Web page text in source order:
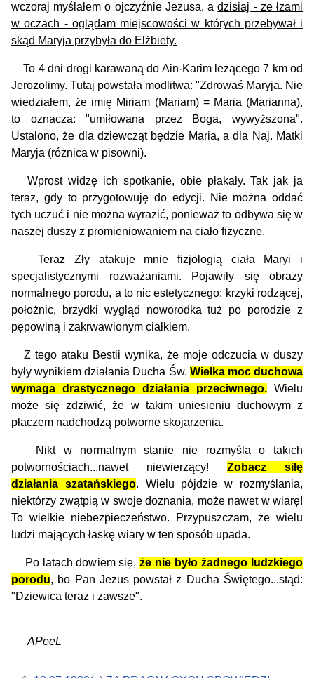
wczoraj myślałem o ojczyźnie Jezusa, adzisiaj - ze łzami
w oczach - oglądam miejscowości w których przebywał i
skąd Maryja przybyła do Elżbiety.
To 4 dni drogi karawaną do Ain-Karim leżącego 7 km od
Jerozolimy. Tutaj powstała modlitwa: "Zdrowaś Maryja. Nie
wiedziałem, że imię Miriam (Mariam) = Maria (Marianna),
to oznacza: "umiłowana przez Boga, wywyższona".
Ustalono, że dla dziewcząt będzie Maria, a dla Naj. Matki
Maryja (różnica w pisowni).
Wprost widzę ich spotkanie, obie płakały. Tak jak ja
teraz, gdy to przygotowuję do edycji. Nie można oddać
tych uczuć i nie można wyrazić, ponieważ to odbywa się w
naszej duszy z promieniowaniem na ciało fizyczne.
Teraz Zły atakuje mnie fizjologią ciała Maryi i
specjalistycznymi rozważaniami. Pojawiły się obrazy
normalnego porodu, a to nic estetycznego: krzyki rodzącej,
położnic, brzydki wygląd noworodka tuż po porodzie z
pępowiną i zakrwawionym ciałkiem.
Z tego ataku Bestii wynika, że moje odczucia w duszy
były wynikiem działania Ducha Św. Wielka moc duchowa
wymaga drastycznego działania przeciwnego. Wielu
może się zdziwić, że w takim uniesieniu duchowym z
płaczem nadchodzą potworne skojarzenia.
Nikt w normalnym stanie nie rozmyśla o takich
potwornościach...nawet niewierzący! Zobacz siłę
działania szatańskiego. Wielu pójdzie w rozmyślania,
niektórzy zwątpią w swoje doznania, może nawet w wiarę!
To wielkie niebezpieczeństwo.
Przypuszczam, że wielu
ludzi mających łaskę wiary w ten sposób upada.
Po latach dowiem się,że nie było żadnego ludzkiego
porodu, bo Pan Jezus powstał z Ducha Świętego...stąd:
"Dziewica teraz i zawsze".
APeeL